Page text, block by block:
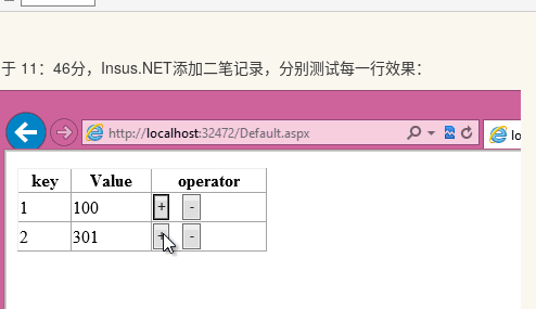
于 11：46分，Insus.NET添加二笔记录，分别测试每一行效果：